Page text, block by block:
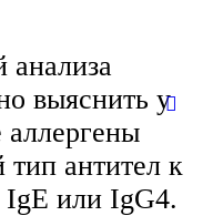
выяснить у
аллергены
тип антител к
или IgG4.